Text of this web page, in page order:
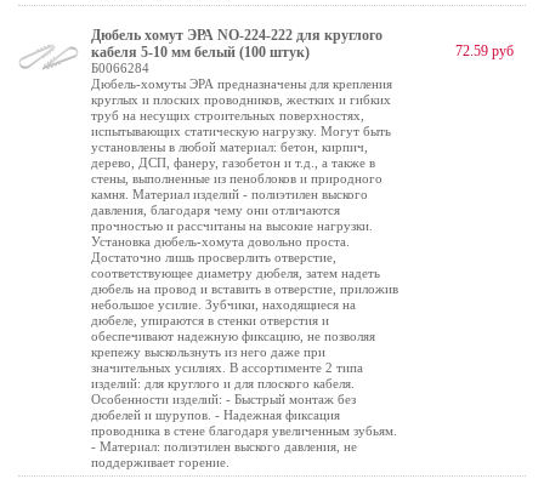
Дюбель хомут ЭРА NO-224-222 для круглого
кабеля 5-10 мм белый (100 штук)
Б0066284
Дюбель-хомуты ЭРА предназначены для крепления
круглых и плоских проводников, жестких и гибких
труб на несущих строительных поверхностях,
испытывающих статическую нагрузку. Могут быть
установлены в любой материал: бетон, кирпич,
дерево, ДСП, фанеру, газобетон и т.д., а также в
стены, выполненные из пеноблоков и природного
камня. Материал изделий - полиэтилен выского
давления, благодаря чему они отличаются
прочностью и рассчитаны на высокие нагрузки.
Установка дюбель-хомута довольно проста.
Достаточно лишь просверлить отверстие,
соответствующее диаметру дюбеля, затем надеть
дюбель на провод и вставить в отверстие, приложив
небольшое усилие. Зубчики, находящиеся на
дюбеле, упираются в стенки отверстия и
обеспечивают надежную фиксацию, не позволяя
крепежу выскользнуть из него даже при
значительных усилиях. В ассортименте 2 типа
изделий: для круглого и для плоского кабеля.
Особенности изделий: - Быстрый монтаж без
дюбелей и шурупов. - Надежная фиксация
проводника в стене благодаря увеличенным зубьям.
- Материал: полиэтилен выского давления, не
поддерживает горение.
72.59 руб